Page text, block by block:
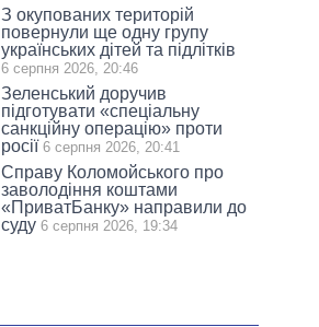
З окупованих територій
повернули ще одну групу
українських дітей та підлітків
6 серпня 2026, 20:46
Зеленський доручив
підготувати «спеціальну
санкційну операцію» проти
росії 6 серпня 2026, 20:41
Справу Коломойського про
заволодіння коштами
«ПриватБанку» направили до
суду 6 серпня 2026, 19:34